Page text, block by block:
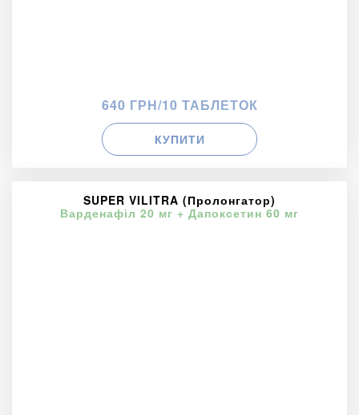
640 ГРН/10 ТАБЛЕТОК
КУПИТИ
SUPER VILITRA (Пролонгатор)
Варденафіл 20 мг + Дапоксетин 60 мг